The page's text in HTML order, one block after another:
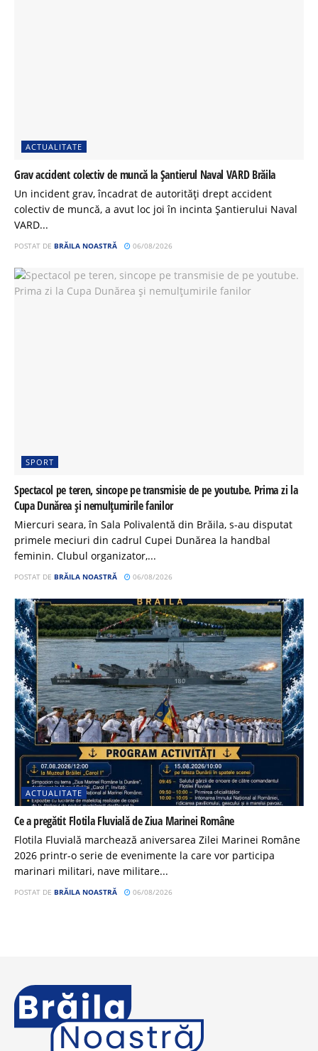
ACTUALITATE
Grav accident colectiv de muncă la Șantierul Naval VARD Brăila
Un incident grav, încadrat de autorități drept accident
colectiv de muncă, a avut loc joi în incinta Șantierului Naval
VARD...
POSTAT DE BRĂILA NOASTRĂ 06/08/2026
SPORT
Spectacol pe teren, sincope pe transmisie de pe youtube. Prima zi la
Cupa Dunărea și nemulțumirile fanilor
Miercuri seara, în Sala Polivalentă din Brăila, s-au disputat
primele meciuri din cadrul Cupei Dunărea la handbal
feminin. Clubul organizator,...
POSTAT DE BRĂILA NOASTRĂ 06/08/2026
ACTUALITATE
Ce a pregătit Flotila Fluvială de Ziua Marinei Române
Flotila Fluvială marchează aniversarea Zilei Marinei Române
2026 printr-o serie de evenimente la care vor participa
marinari militari, nave militare...
POSTAT DE BRĂILA NOASTRĂ 06/08/2026